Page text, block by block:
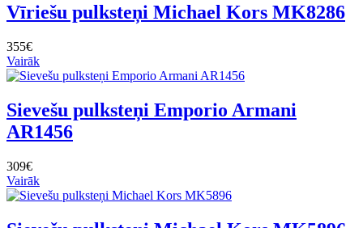
Vīriešu pulksteņi Michael Kors MK8286
355€
Vairāk
Sievešu pulksteņi Emporio Armani
AR1456
309€
Vairāk